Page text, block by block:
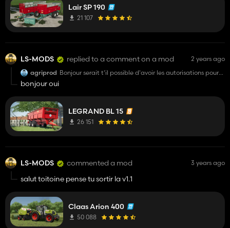
Lair SP 190
21 107
LS-MODS replied to a comment on a mod
2 years ago
agriprod Bonjour serait t'il possible d'avoir les autorisations pour
bonjour oui
LEGRAND BL 15
26 151
LS-MODS commented a mod 3 years ago
salut toitoine pense tu sortir la v1.1
Claas Arion 400
50 088